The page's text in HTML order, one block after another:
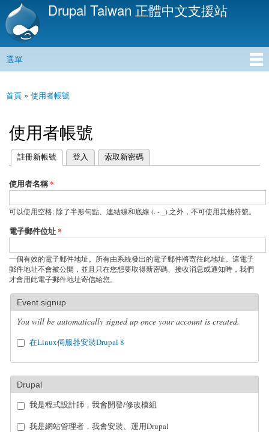
移
內
Drupal Taiwan 正體中文支援站
主選單
選單
您在這裡
首頁 » 使用者帳號
使用者帳號
主要索引標籤
註冊新帳號
(作用中頁籤) 登入 索取新密碼
使用者名稱*
可以使用空格; 除了半形句點、連結線和底線 (. - _) 之外，不可使用其他符號。
電子郵件位址*
一個有效的電子郵件地址。所有由系統發出的電子郵件將寄往此地址。這電子
郵件地址不會被公開，並且只在您想要取得新密碼、接收消息或通知時，我們
才會用此電子郵件地址寄信給您。
Event signup
You will be automatically signed up once your account is created.
在Linux伺服器安裝Drupal 8
Drupal
我是程式設計師，我會開發/修改模組
我是網站管理者，我會安裝、運用Drupal